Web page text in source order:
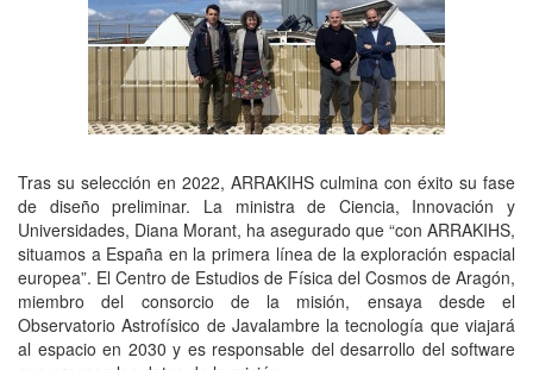
Tras su selección en 2022, ARRAKIHS culmina con éxito su fase
de diseño preliminar. La ministra de Ciencia, Innovación y
Universidades, Diana Morant, ha asegurado que “con ARRAKIHS,
situamos a España en la primera línea de la exploración espacial
europea”. El Centro de Estudios de Física del Cosmos de Aragón,
miembro del consorcio de la misión, ensaya desde el
Observatorio Astrofísico de Javalambre la tecnología que viajará
al espacio en 2030 y es responsable del desarrollo del software